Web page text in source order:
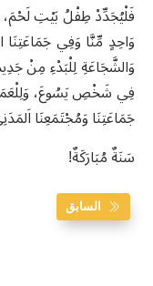
فَلْيُجَدِّدْ طِفْلُ بَيْتِ لَحْمَ،
وَاحِدٍ مِّنَّا وَفِي
وَالشَّجَاعَةِ لِلْبَدْءِ مِنْ
فِي شَخْصِ يَسُوعَ،
جَمَاعَتِنَا وَمُجْتَمَعِنَا
سَنَةٌ مُبَارَكَةٌ!
السابق